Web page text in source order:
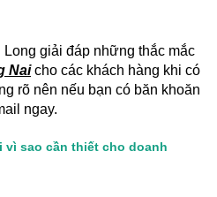
giải đáp những thắc mắc
Naicho các khách hàng khi có
rõ nên nếu bạn có băn khoăn
ngay.
vì sao cần thiết cho doanh